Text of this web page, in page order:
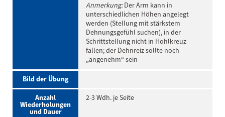
Anmerkung:Der Arm kann in
unterschiedlichen Höhen angelegt
werden (Stellung mit stärkstem
Dehnungsgefühl suchen), in der
Schrittstellung nicht in Hohlkreuz
fallen; der Dehnreiz sollte noch
„angenehm“ sein
Bild der Übung
Anzahl
Wiederholungen
und Dauer
2-3 Wdh. je Seite